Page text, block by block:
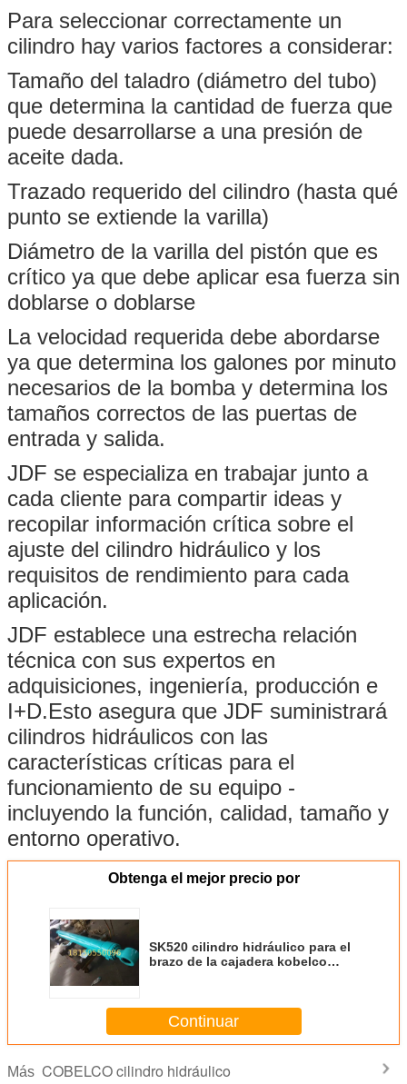
Para seleccionar correctamente un
cilindro hay varios factores a considerar:
Tamaño del taladro (diámetro del tubo)
que determina la cantidad de fuerza que
puede desarrollarse a una presión de
aceite dada.
Trazado requerido del cilindro (hasta qué
punto se extiende la varilla)
Diámetro de la varilla del pistón que es
crítico ya que debe aplicar esa fuerza sin
doblarse o doblarse
La velocidad requerida debe abordarse
ya que determina los galones por minuto
necesarios de la bomba y determina los
tamaños correctos de las puertas de
entrada y salida.
JDF se especializa en trabajar junto a
cada cliente para compartir ideas y
recopilar información crítica sobre el
ajuste del cilindro hidráulico y los
requisitos de rendimiento para cada
aplicación.
JDF establece una estrecha relación
técnica con sus expertos en
adquisiciones, ingeniería, producción e
I+D.Esto asegura que JDF suministrará
cilindros hidráulicos con las
características críticas para el
funcionamiento de su equipo -
incluyendo la función, calidad, tamaño y
entorno operativo.
Obtenga el mejor precio por
SK520 cilindro hidráulico para el
brazo de la cajadera kobelco
Continuar
Más COBELCO cilindro hidráulico